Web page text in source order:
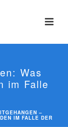
Was
im Falle
–
IM FALLE DER